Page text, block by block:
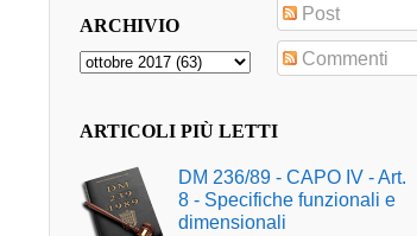
ARCHIVIO
Post
Commenti
ARTICOLI PIÙ LETTI
DM 236/89 - CAPO IV - Art.
8 - Specifiche funzionali e
dimensionali